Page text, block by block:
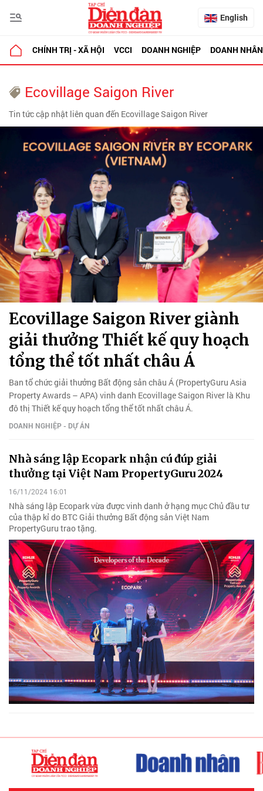
English
CHÍNH TRỊ - XÃ HỘI VCCI DOANH NGHIỆP DOANH NHÂN
Ecovillage Saigon River
Tin tức cập nhật liên quan đến Ecovillage Saigon River
Ecovillage Saigon River giành
giải thưởng Thiết kế quy hoạch
tổng thể tốt nhất châu Á
Ban tổ chức giải thưởng Bất động sản châu Á (PropertyGuru Asia
Property Awards – APA) vinh danh Ecovillage Saigon River là Khu
đô thị Thiết kế quy hoạch tổng thể tốt nhất châu Á.
DOANH NGHIỆP - DỰ ÁN
Nhà sáng lập Ecopark nhận cú đúp giải
thưởng tại Việt Nam PropertyGuru 2024
16/11/2024 16:01
Nhà sáng lập Ecopark vừa được vinh danh ở hạng mục Chủ đầu tư
của thập kỉ do BTC Giải thưởng Bất động sản Việt Nam
PropertyGuru trao tặng.